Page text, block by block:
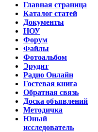
Главная страница
Каталог статей
Документы
НОУ
Форум
Файлы
Фотоальбом
Эрудит
Радио Онлайн
Гостевая книга
Обратная связь
Доска объявлений
Методичка
Юный
исследователь